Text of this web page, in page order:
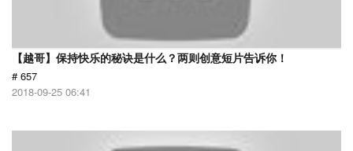
【越哥】保持快乐的秘诀是什么？两则创意短片告诉你！
# 657
2018-09-25 06:41